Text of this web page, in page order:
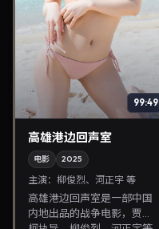
99:49
高雄港边回声室
电影 2025
主演： 柳俊烈、河正宇 等
高雄港边回声室是一部中国
内地出品的战争电影，贾樟